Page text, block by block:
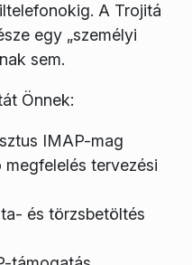
A Trojitá
egy „személyi
sem.
Önnek:
IMAP-mag
tervezési
és törzsbetöltés